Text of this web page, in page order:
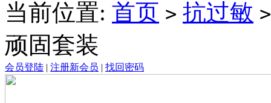
当前位置: 首页 > 抗过敏 >
顽固套装
会员登陆 | 注册新会员 | 找回密码